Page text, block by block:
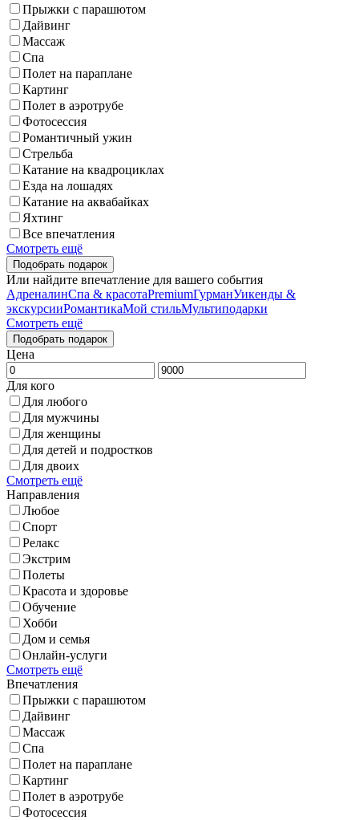
Прыжки с парашютом
Дайвинг
Массаж
Спа
Полет на параплане
Картинг
Полет в аэротрубе
Фотосессия
Романтичный ужин
Стрельба
Катание на квадроциклах
Езда на лошадях
Катание на аквабайках
Яхтинг
Все впечатления
Смотреть ещё
Или найдите впечатление для вашего события
АдреналинСпа & красотаPremiumГурманУикенды &
экскурсииРомантикаМой стильМультиподарки
Смотреть ещё
Цена
Для кого
Для любого
Для мужчины
Для женщины
Для детей и подростков
Для двоих
Смотреть ещё
Направления
Любое
Спорт
Релакс
Экстрим
Полеты
Красота и здоровье
Обучение
Хобби
Дом и семья
Онлайн-услуги
Смотреть ещё
Впечатления
Прыжки с парашютом
Дайвинг
Массаж
Спа
Полет на параплане
Картинг
Полет в аэротрубе
Фотосессия